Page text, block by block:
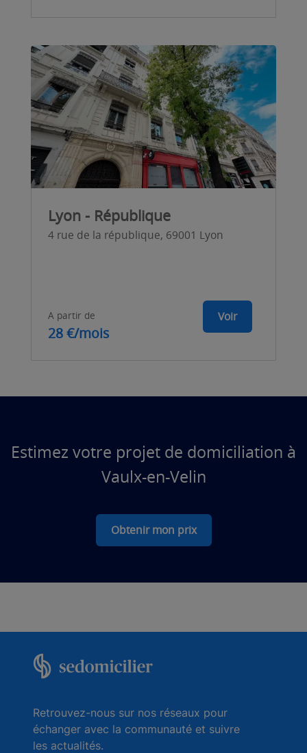
Lyon - République
4 rue de la république, 69001 Lyon
A partir de
28 €/mois
Voir
Estimez votre projet de domiciliation à
Vaulx-en-Velin
Obtenir mon prix
Retrouvez-nous sur nos réseaux pour
échanger avec la communauté et suivre
les actualités.